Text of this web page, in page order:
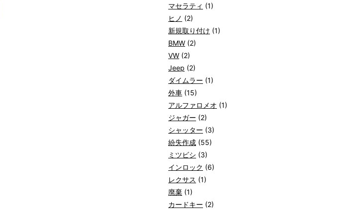
マセラティ (1)
ヒノ (2)
新規取り付け (1)
BMW (2)
VW (2)
Jeep (2)
ダイムラー (1)
外車 (15)
アルファロメオ (1)
ジャガー (2)
シャッター (3)
紛失作成 (55)
ミツビシ (3)
インロック (6)
レクサス (1)
廃棄 (1)
カードキー (2)